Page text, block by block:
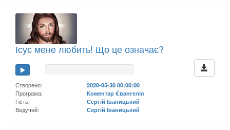
Ісус мене любить! Що це означає?
Створено:
2020-05-30 00:00:00
Програма:
Коментар Євангелія
Гість:
Сергій Іваницький
Ведучий:
Сергій Іваницький